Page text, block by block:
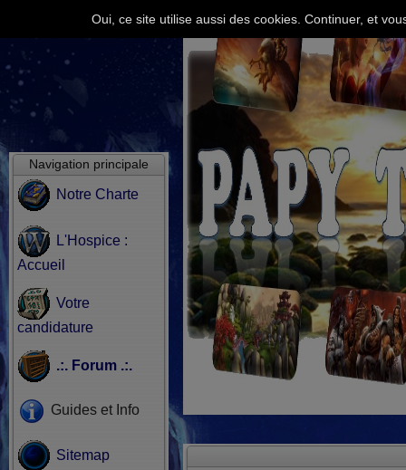
Navigation principale
Notre Charte
L'Hospice :
Accueil
Votre
candidature
.:. Forum .:.
Guides et Info
Sitemap
Oui, ce site utilise aussi des cookies. Continuer, et